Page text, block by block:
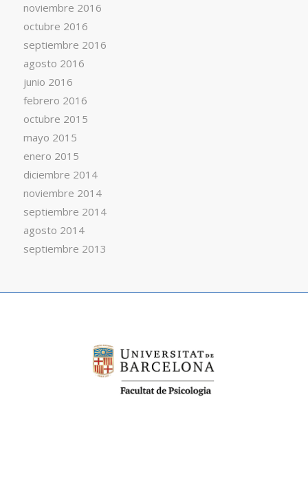
noviembre 2016
octubre 2016
septiembre 2016
agosto 2016
junio 2016
febrero 2016
octubre 2015
mayo 2015
enero 2015
diciembre 2014
noviembre 2014
septiembre 2014
agosto 2014
septiembre 2013